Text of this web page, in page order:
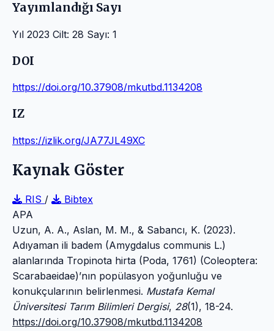
Yayımlandığı Sayı
Yıl 2023 Cilt: 28 Sayı: 1
DOI
https://doi.org/10.37908/mkutbd.1134208
IZ
https://izlik.org/JA77JL49XC
Kaynak Göster
RIS /
Bibtex
APA
Uzun, A. A., Aslan, M. M., & Sabancı, K. (2023).
Adıyaman ili badem (Amygdalus communis L.)
alanlarında Tropinota hirta (Poda, 1761) (Coleoptera:
Scarabaeidae)’nın popülasyon yoğunluğu ve
konukçularının belirlenmesi. Mustafa Kemal
Üniversitesi Tarım Bilimleri Dergisi, 28(1), 18-24.
https://doi.org/10.37908/mkutbd.1134208